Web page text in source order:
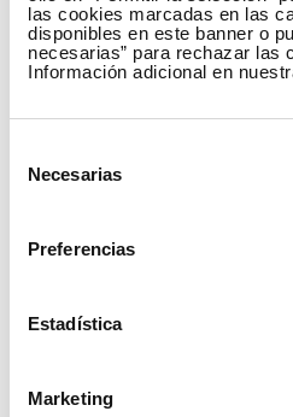
las cookies marcadas en las
disponibles en este banner o
necesarias” para rechazar las
Información adicional en
Necesarias
Preferencias
Estadística
Marketing